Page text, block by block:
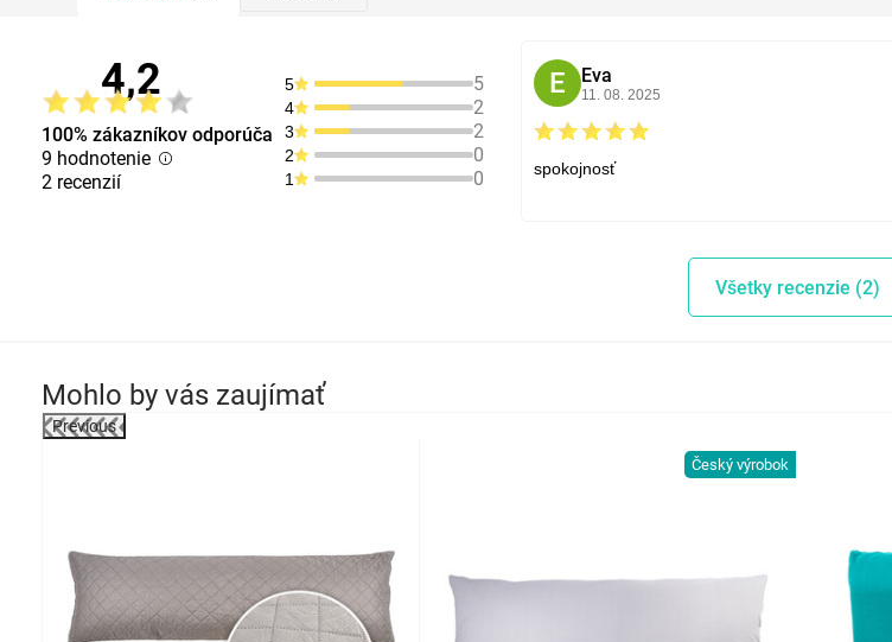
4,2
100% zákazníkov odporúča
9 hodnotenie
2 recenzií
5 5
4 2
3 2
2 0
1 0
E Eva
11. 08. 2025
spokojnosť
Všetky recenzie (2)
Mohlo by vás zaujímať
Previous
Český výrobok